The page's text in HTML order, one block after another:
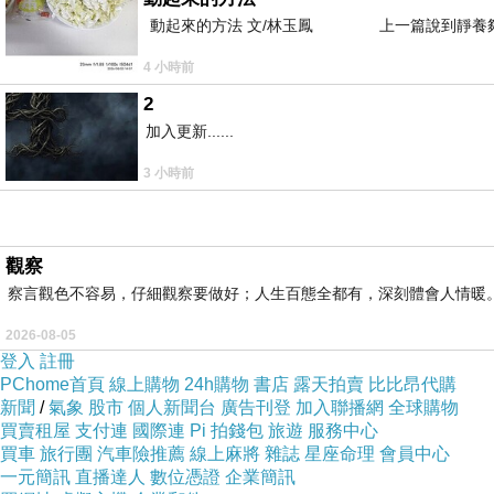
動起來的方法 文/林玉鳳 上一篇說到靜養夠
4 小時前
2
加入更新......
3 小時前
觀察
察言觀色不容易，仔細觀察要做好；人生百態全都有，深刻體會人情暖。
2026-08-05
登入 註冊
PChome首頁 線上購物 24h購物 書店 露天拍賣 比比昂代購
新聞 /氣象 股市 個人新聞台 廣告刊登 加入聯播網 全球購物
買賣租屋 支付連 國際連 Pi 拍錢包 旅遊 服務中心
買車 旅行團 汽車險推薦 線上麻將 雜誌 星座命理 會員中心
一元簡訊 直播達人 數位憑證 企業簡訊